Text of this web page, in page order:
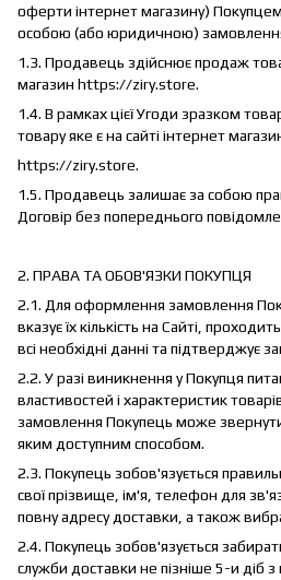
оферти інтернет магазину)
особою (або юридичною)
1.3. Продавець здійснює продаж
магазин https://ziry.store.
1.4. В рамках цієї Угоди зразком
товару яке є на сайті інтернет
https://ziry.store.
1.5. Продавець залишає за собою
Договір без попереднього
2. ПРАВА ТА ОБОВ'ЯЗКИ ПОКУПЦЯ
2.1. Для оформлення замовлення
вказує їх кількість на Сайті,
всі необхідні данні та підтверджує
2.2. У разі виникнення у Покупця
властивостей і характеристик
замовлення Покупець може
яким доступним способом.
2.3. Покупець зобов'язується
свої прізвище, ім'я, телефон для
повну адресу доставки, а також
2.4. Покупець зобов'язується
служби доставки не пізніше 5-и діб